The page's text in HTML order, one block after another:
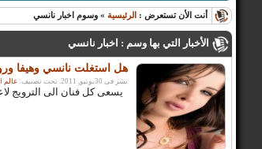
أنت الأن تستعرض : الرئيسية » وسوم اخبار نانسي
الأخبار التي بها وسم : اخبار نانسي
هل استغلت نانسي وهيفا
نشر فى 30يونيو, 2011. تحت تصنيف: عالم
يسعى كل فنان الى الترويج